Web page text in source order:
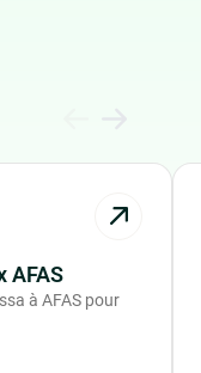
AFAS
à AFAS pour